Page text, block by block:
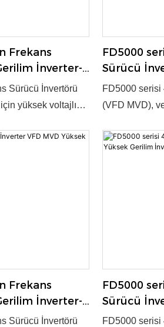
Frekans
İnverter-
Sürücü İnvertörü
yüksek voltajlı
yılında ulusal
FD5000
Sürücü
FGI
FD5000 serisi
(VFD MVD),
teknoloji ve
Evet ●
Frekans
İnverter-
Sürücü İnvertörü
FD5000
Sürücü
İnvertörü-
FD5000 serisi